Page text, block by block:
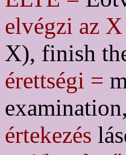
elvégzi az
X), finish
érettségi =
értekezés